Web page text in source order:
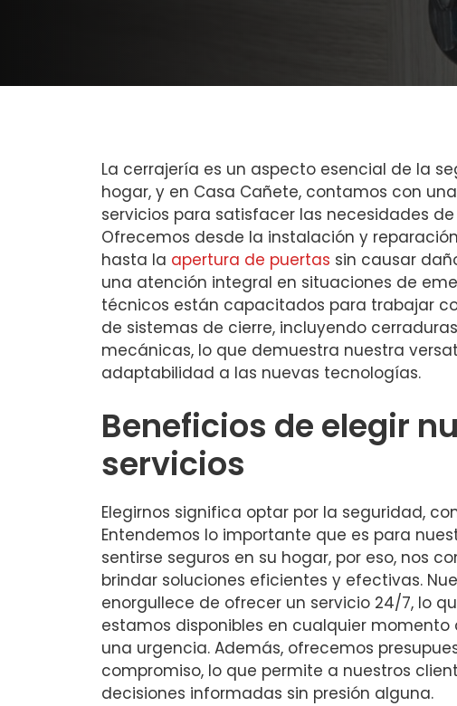
La cerrajería es un aspecto esencial de la
hogar, y en Casa Cañete, contamos con
servicios para satisfacer las necesidades
Ofrecemos desde la instalación y
hasta la apertura de puertas sin causar
una atención integral en situaciones de
técnicos están capacitados para trabajar
de sistemas de cierre, incluyendo
mecánicas, lo que demuestra nuestra
adaptabilidad a las nuevas tecnologías.
Beneficios de elegir
servicios
Elegirnos significa optar por la seguridad,
Entendemos lo importante que es para
sentirse seguros en su hogar, por eso, nos
brindar soluciones eficientes y efectivas.
enorgullece de ofrecer un servicio 24/7, lo
estamos disponibles en cualquier momento
una urgencia. Además, ofrecemos
compromiso, lo que permite a nuestros
decisiones informadas sin presión alguna.